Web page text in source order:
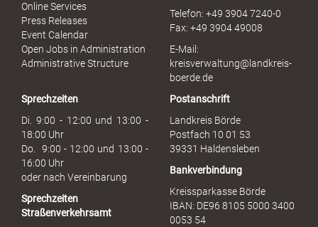
s
u
h
Online Services
Press Releases
Event Calendar
Open Jobs in Administration
Administrative Structure
Telefon: +49 3904 7240-0
Fax: +49 3904 49008
E-Mail:
kreisverwaltung@landkreis-
boerde.de
Sprechzeiten
Di. 9:00 - 12:00 und 13:00 -
18:00 Uhr
Do. 9:00 - 12:00 und 13:00 -
16:00 Uhr
oder nach Vereinbarung
Sprechzeiten
Straßenverkehrsamt
Postanschrift
Landkreis Börde
Postfach 10 01 53
39331 Haldensleben
Bankverbindung
Kreissparkasse Börde
IBAN: DE96 8105 5000 3400
0053 54